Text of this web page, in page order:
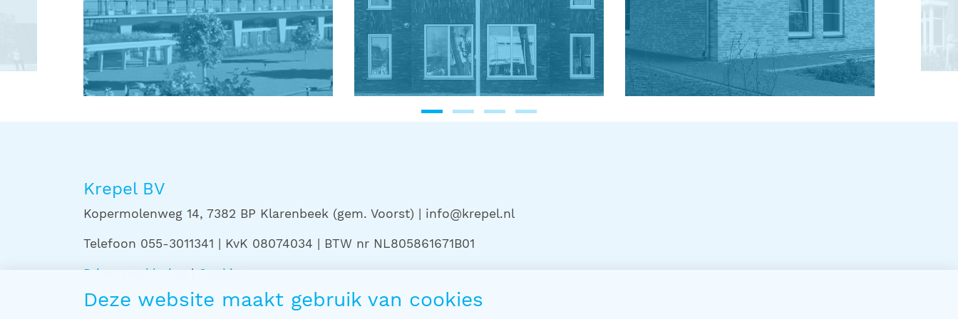
Krepel BV
Kopermolenweg 14, 7382 BP Klarenbeek (gem. Voorst) | info@krepel.nl
Telefoon 055-3011341 | KvK 08074034 | BTW nr NL805861671B01
Privacyverklaring | Cookies
Deze website maakt gebruik van cookies